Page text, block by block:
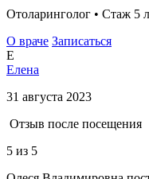
Отоларинголог • Стаж 5
О враче Записаться
Е
Елена
31 августа 2023
Отзыв после посещения
5 из 5